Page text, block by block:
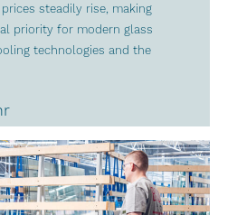
prices steadily rise, making
priority for modern glass
technologies and the